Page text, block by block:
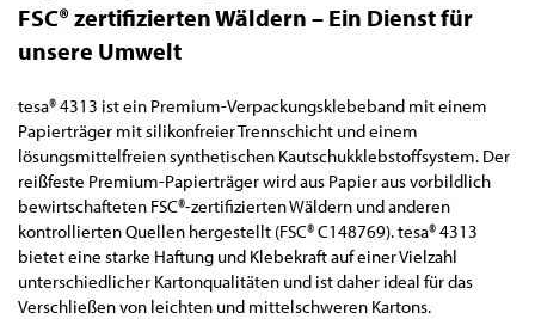
FSC® zertifizierten Wäldern – Ein Dienst für
unsere Umwelt
tesa® 4313 ist ein Premium-Verpackungsklebeband mit einem
Papierträger mit silikonfreier Trennschicht und einem
lösungsmittelfreien synthetischen Kautschukklebstoffsystem. Der
reißfeste Premium-Papierträger wird aus Papier aus vorbildlich
bewirtschafteten FSC®-zertifizierten Wäldern und anderen
kontrollierten Quellen hergestellt (FSC® C148769). tesa® 4313
bietet eine starke Haftung und Klebekraft auf einer Vielzahl
unterschiedlicher Kartonqualitäten und ist daher ideal für das
Verschließen von leichten und mittelschweren Kartons.